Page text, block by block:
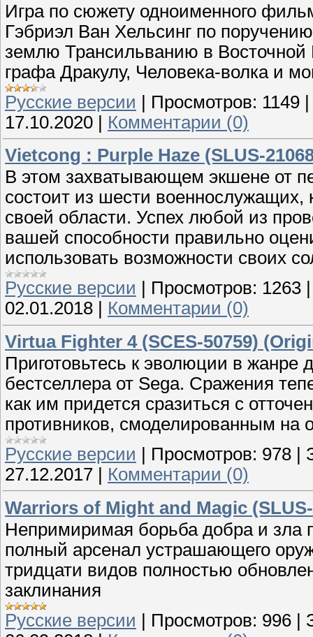
Игра по сюжету одноименного
Гэбриэл Ван Хельсинг по
землю Трансильванию в
графа Дракулу, Человека-волка и
Русские версии | Просмотров: 1149
17.10.2020 | Комментарии (0)
Vietcong : Purple Haze (SLUS-
В этом захватывающем экшене от
состоит из шести военнослужащих,
своей области. Успех любой из
вашей способности правильно
использовать возможности своих
Русские версии
Просмотров: 1263
02.01.2018
Комментарии (0)
Virtua Fighter 4 (SCES-50759)
Приготовьтесь к эволюции в жанре
бестселлера от Sega. Сражения
как им придется сразиться с
противников, смоделированным на
Русские версии
Просмотров: 978
27.12.2017
Комментарии (0)
Warriors of Might and Magic
Непримиримая борьба добра и зла
полный арсенал устрашающего
тридцати видов полностью
заклинания
Русские версии | Просмотров: 996 |